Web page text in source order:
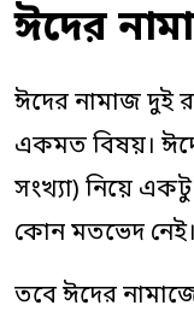
ঈদের
ঈদের নামাজ দুই
একমত বিষয়।
সংখ্যা) নিয়ে
কোন মতভেদ নেই।
তবে ঈদের